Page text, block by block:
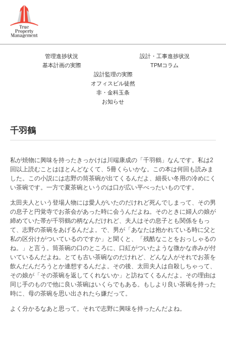
管理進捗状況
設計・工事進捗状況
基本計画の実際
TPMコラム
設計監理の実際
オフィスビル徒然
非・金科玉条
お知らせ
千羽鶴
私が焼物に興味を持ったきっかけは川端康成の「千羽鶴」なんです。私は2
回以上読むことはほとんどなくて、5冊くらいかな。この本は何回も読みま
した。この小説には志野の筒茶碗が出てくるんだよ、細長い冬用の冷めにく
い茶碗です。一方で夏茶碗というのは口が広い平べったいものです。
太田夫人という登場人物には愛人がいたのだけれど死んでしまって、その男
の息子と円覚寺でお茶会があった時に会うんだよね。そのときに婦人の娘が
締めていた帯が千羽鶴の柄なんだけれど、夫人はその息子とも関係をもっ
て、志野の茶碗をあげるんだよ。で、男が「あなたは抱かれている時に父と
私の区分けがついているのですか」と聞くと、「残酷なことをおっしゃるの
ね。」と言う。筒茶碗の口のところに、口紅がついたような微かな赤みが付
いているんだよね。とても古い茶碗なのだけれど、どんな人がそれでお茶を
飲んだんだろうとか連想するんだよ。その後、太田夫人は自殺しちゃって、
その娘が「その茶碗を返してくれないか」と訪ねてくるんだよ。その理由は
同じ手のもので他に良い茶碗はいくらでもある。もしより良い茶碗を持った
時に、母の茶碗を思い出されたら嫌だって。
よく分かるなあと思って。それで志野に興味を持ったんだよね。